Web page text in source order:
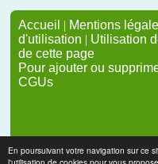
En poursuivant votre navigation sur ce
Accueil | Mentions
d'utilisation | Utilisation
de cette page
Pour ajouter ou
CGUs